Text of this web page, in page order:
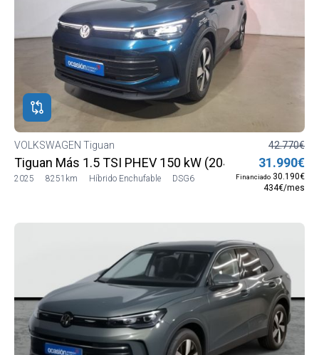
VOLKSWAGEN Tiguan
Tiguan Más 1.5 TSI PHEV 150 kW (204 CV) DSG6
2025 8251km Híbrido Enchufable DSG6
42.770€
31.990€
Financiado 30.190€
434€/mes